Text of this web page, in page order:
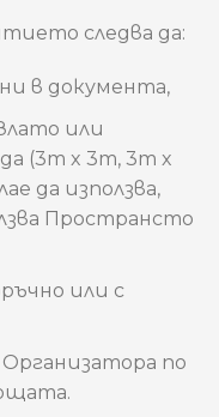
следва да:
в документа,
или
(3m x 3m, 3m x
да използва,
Пространсто
или с
по